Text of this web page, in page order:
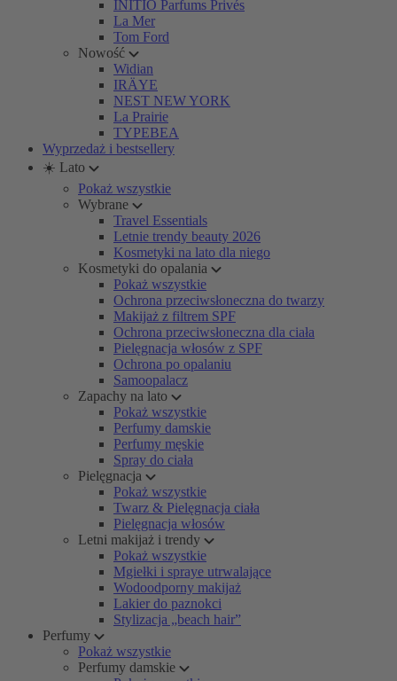
INITIO Parfums Privés
La Mer
Tom Ford
Nowość
Widian
IRÄYE
NEST NEW YORK
La Prairie
TYPEBEA
Wyprzedaż i bestsellery
☀️ Lato
Pokaż wszystkie
Wybrane
Travel Essentials
Letnie trendy beauty 2026
Kosmetyki na lato dla niego
Kosmetyki do opalania
Pokaż wszystkie
Ochrona przeciwsłoneczna do twarzy
Makijaż z filtrem SPF
Ochrona przeciwsłoneczna dla ciała
Pielęgnacja włosów z SPF
Ochrona po opalaniu
Samoopalacz
Zapachy na lato
Pokaż wszystkie
Perfumy damskie
Perfumy męskie
Spray do ciała
Pielęgnacja
Pokaż wszystkie
Twarz & Pielęgnacja ciała
Pielęgnacja włosów
Letni makijaż i trendy
Pokaż wszystkie
Mgiełki i spraye utrwalające
Wodoodporny makijaż
Lakier do paznokci
Stylizacja „beach hair”
Perfumy
Pokaż wszystkie
Perfumy damskie